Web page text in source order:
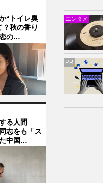
“トイレ臭
秋の香り
恋の…
る人間
志をも「ス
中国…
エンタメ
PR